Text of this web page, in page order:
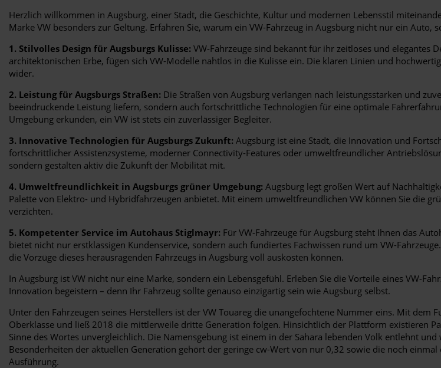
Herzlich willkommen in Augsburg, einer Stadt, die Geschichte, Kultur und modernen Lebensstil
Marke VW besonders zur Geltung. Erfahren Sie, warum ein VW-Fahrzeug in Augsburg nicht nur ein
1. Stilvolles Design für Augsburgs Kulisse: VW-Fahrzeuge sind bekannt für ihr zeitloses und elegantes
architektonischen Erbe, fügen sich VW-Modelle nahtlos in die Kulisse ein. Die klaren Linien und
wider.
2. Leistung für Augsburgs Straßen: Die Straßen von Augsburg verlangen nach leistungsstarken und
beeindruckende Leistung liefern, sondern auch fortschrittliche Technologien für eine optimale
Umgebung erkunden, ein VW ist stets ein zuverlässiger Begleiter.
3. Innovative Technologien für Augsburgs Zukunft: Augsburg ist eine Stadt, die Innovation und
fortschrittlicher Assistenzsysteme, moderner Connectivity-Features oder umweltfreundlicher
sondern gestalten aktiv die Zukunft der Mobilität mit.
4. Umweltfreundlichkeit in Augsburgs grüner Umgebung: Augsburg legt großen Wert auf
Palette von Elektro- und Hybridfahrzeugen anbietet. Mit einem umweltfreundlichen VW können Sie die
verzichten.
5. Kompetenter Service im Autohaus Stiglmayr: Für VW-Fahrzeuge für Augsburg steht Ihnen das
bietet nicht nur erstklassigen Kundenservice, sondern auch fundiertes Fachwissen rund um VW-
die Vorzüge dieses herausragenden Fahrzeugs in Augsburg voll auskosten können.
In Augsburg ist VW nicht nur eine Marke, sondern ein Lebensgefühl. Erleben Sie die Vorteile eines VW-
Innovation begeistern – denn Ihr Fahrzeug sollte genauso einzigartig sein wie Augsburg selbst.
Unter den Fahrzeugen seines Herstellers ist der VW Touareg die unangefochtene Nummer eins. Mit dem
Oberklasse und ließ 2018 die mittlerweile dritte Generation folgen. Hinsichtlich der Plattform existieren
Sinne des Wortes unvergleichlich. Die Namensgebung ist einem in der Sahara lebenden Volk entlehnt
Besonderheiten der aktuellen Generation gehört der geringe cw-Wert von nur 0,32 sowie die noch
Ausführung.